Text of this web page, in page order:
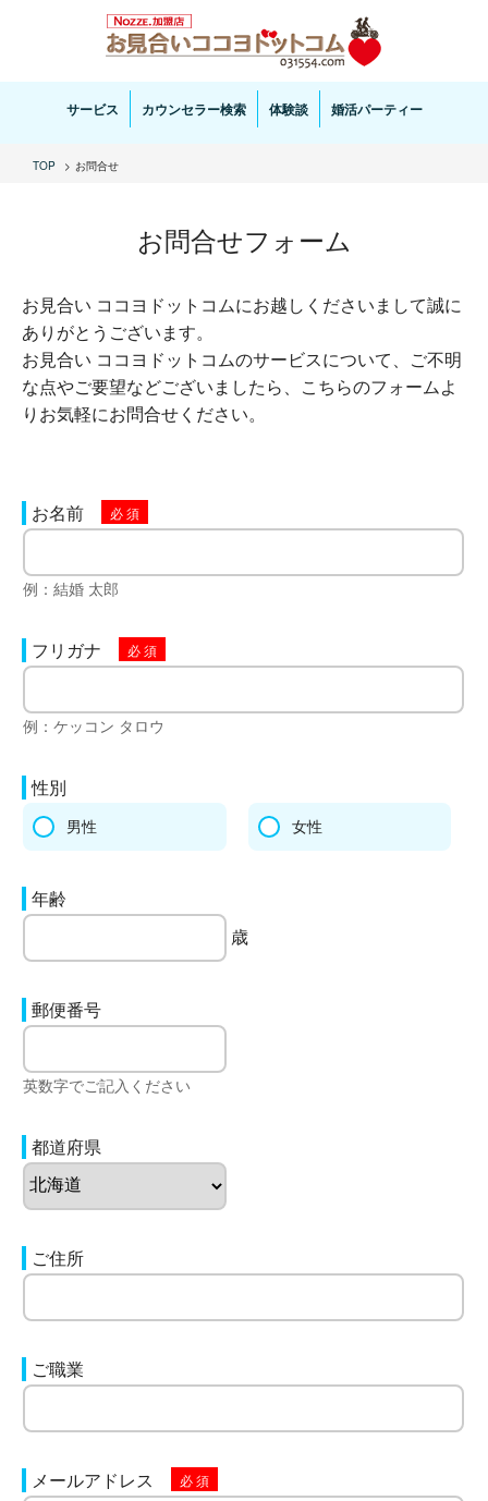
お見合い・結婚相談ならお見合いココヨドットコムへ。専任の結婚カウンセラーがサポートいた
します。
サービス カウンセラー検索 体験談 婚活パーティー
TOP お問合せ
お問合せフォーム
お見合い ココヨドットコムにお越しくださいまして誠に
ありがとうございます。
お見合い ココヨドットコムのサービスについて、ご不明
な点やご要望などございましたら、こちらのフォームよ
りお気軽にお問合せください。
お名前
例：結婚 太郎
フリガナ
例：ケッコン タロウ
性別
男性 女性
年齢
歳
郵便番号
英数字でご記入ください
都道府県
ご住所
ご職業
メールアドレス